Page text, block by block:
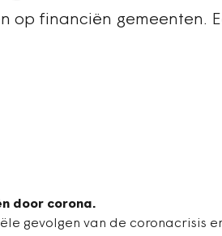
op financiën gemeenten.
door corona.
gevolgen van de coronacrisis